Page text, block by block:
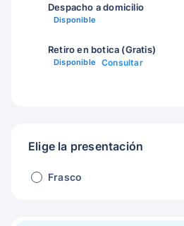
Despacho a domicilio
Disponible
Retiro en botica (Gratis)
Disponible Consultar
Elige la presentación
Frasco